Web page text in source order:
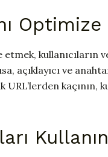
etmek,
açıklayıcı ve
URL’lerden kaçının,